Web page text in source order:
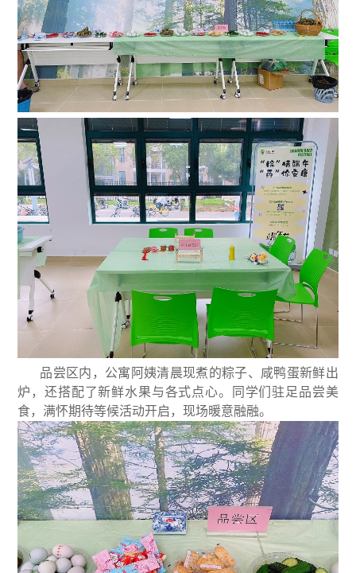
品尝区内，公寓阿姨清晨现煮的粽子、咸鸭蛋新鲜出
炉，还搭配了新鲜水果与各式点心。同学们驻足品尝美
食，满怀期待等候活动开启，现场暖意融融。